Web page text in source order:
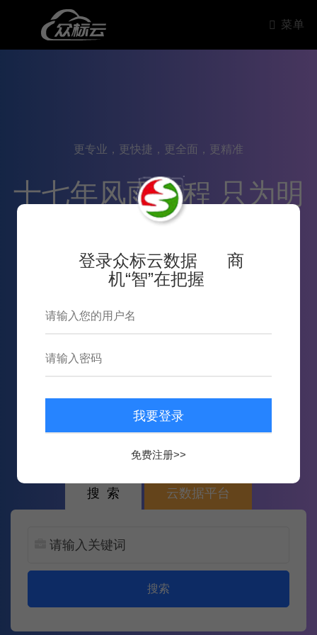
菜单
更专业，更快捷，更全面，更精准
十七年风雨兼程 只为明
天更好的服务
11
2007~2024十七年
10,542,307
次内容推送
搜 索 云数据平台
搜索
登录众标云数据 商
机“智”在把握
免费注册>>